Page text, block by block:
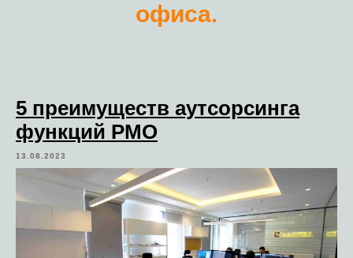
офиса.
5 преимуществ аутсорсинга
функций PMO
13.08.2023